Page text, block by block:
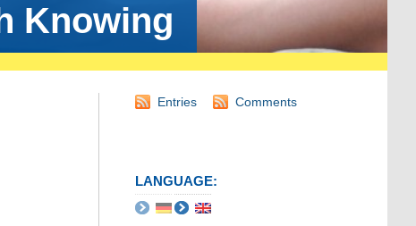
Knowing
Entries Comments
LANGUAGE: